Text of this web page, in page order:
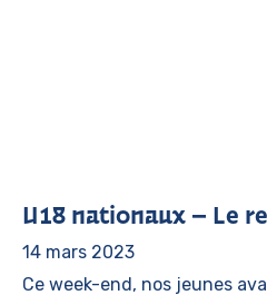
U18 nationaux – Le
14 mars 2023
Ce week-end, nos jeunes